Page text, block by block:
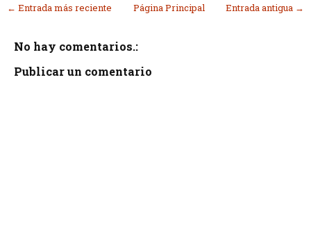
← Entrada más reciente Entrada antigua →
Página Principal
No hay comentarios.:
Publicar un comentario